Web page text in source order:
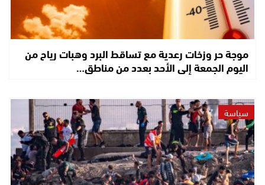
موجة حر وزخات رعدية مع تساقط البرد وهبات رياح من
اليوم الجمعة إلى الأحد بعدد من مناطق…
سياسة